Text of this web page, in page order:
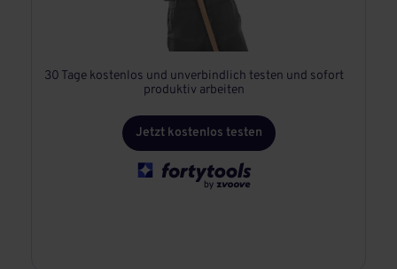
30 Tage kostenlos und unverbindlich testen und sofort
produktiv arbeiten
Jetzt kostenlos testen